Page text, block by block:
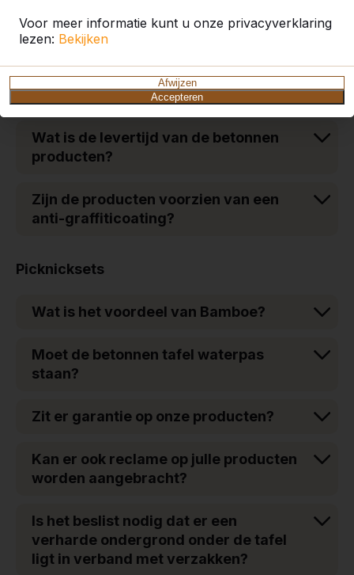
Voor meer informatie kunt u onze privacyverklaring
lezen: Bekijken
Afwijzen
Accepteren
op de De Luxe picknicksets?
Wat is de betalingstermijn van de
betonnen tafels en banken?
Wat is de levertijd van de betonnen
producten?
Zijn de producten voorzien van een
anti-graffiticoating?
Picknicksets
Wat is het voordeel van Bamboe?
Moet de betonnen tafel waterpas
staan?
Zit er garantie op onze producten?
Kan er ook reclame op julle producten
worden aangebracht?
Is het beslist nodig dat er een
verharde ondergrond onder de tafel
ligt in verband met verzakken?